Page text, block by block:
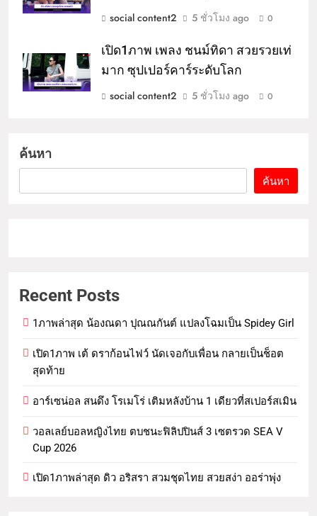
social content2
5 ชั่วโมง ago 0
เปิด1ภาพ เพลง ชนม์ทิดา สวยรวยเท่
มาก ซุปเปอร์คาร์ระดับโลก
social content2
5 ชั่วโมง ago 0
ค้นหา
ค้นหา
Recent Posts
1ภาพล่าสุด น้องณดา ปุณณกันต์ แปลงโฉมเป็น Spidey Girl
เปิด1ภาพ เต้ ดราก้อนไฟว์ นัดเจอกับเพื่อน กลายเป็นช็อต
สุดท้าย
อาร์เซน่อล สนดึง โรเมโร่ เติมหลังบ้าน 1 เดียวที่สเปอร์สเมิน
วอลเลย์บอลหญิงไทย ตบชนะฟิลิปปินส์ 3 เซตรวด SEA V
Cup 2026
เปิด1ภาพล่าสุด ดิว อริสรา สวมชุดไทย สวยสง่า ออร่าพุ่ง